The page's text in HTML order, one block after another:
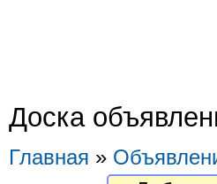
Доска
Главная »